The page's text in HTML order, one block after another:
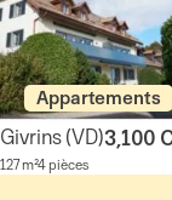
Appartements
Givrins(VD)
127 m²4 pièces
3,100